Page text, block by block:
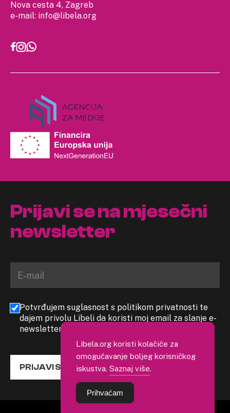
Nova cesta 4, Zagreb
e-mail: info@libela.org
Prijavi se na mjesečni
newsletter
Potvrđujem suglasnost s politikom privatnosti te
dajem privolu Libeli da koristi moj email za slanje e-
newslettera
PRIJAVI SE
Libela.org koristi kolačiće za
omogućavanje boljeg korisničkog
iskustva. Saznaj više.
Prihvaćam